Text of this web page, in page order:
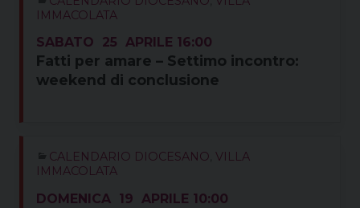
IMMACOLATA
SABATO 25 APRILE 16:00
Fatti per amare – Settimo incontro:
weekend di conclusione
CALENDARIO DIOCESANO VILLA
IMMACOLATA
DOMENICA 19 APRILE 10:00